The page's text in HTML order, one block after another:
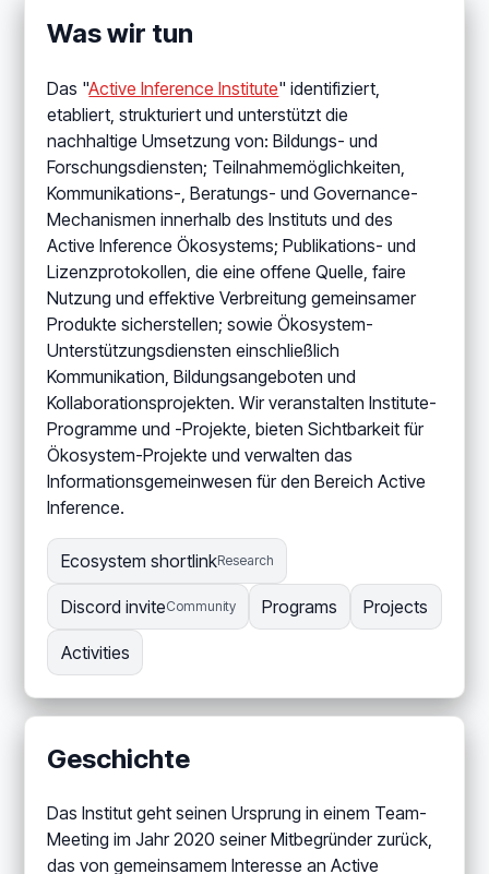
Was wir tun
Das "Active Inference Institute" identifiziert,
etabliert, strukturiert und unterstützt die
nachhaltige Umsetzung von: Bildungs- und
Forschungsdiensten; Teilnahmemöglichkeiten,
Kommunikations-, Beratungs- und Governance-
Mechanismen innerhalb des Instituts und des
Active Inference Ökosystems; Publikations- und
Lizenzprotokollen, die eine offene Quelle, faire
Nutzung und effektive Verbreitung gemeinsamer
Produkte sicherstellen; sowie Ökosystem-
Unterstützungsdiensten einschließlich
Kommunikation, Bildungsangeboten und
Kollaborationsprojekten. Wir veranstalten Institute-
Programme und -Projekte, bieten Sichtbarkeit für
Ökosystem-Projekte und verwalten das
Informationsgemeinwesen für den Bereich Active
Inference.
Ecosystem shortlinkResearch
Discord inviteCommunity Programs Projects
Activities
Geschichte
Das Institut geht seinen Ursprung in einem Team-
Meeting im Jahr 2020 seiner Mitbegründer zurück,
das von gemeinsamem Interesse an Active